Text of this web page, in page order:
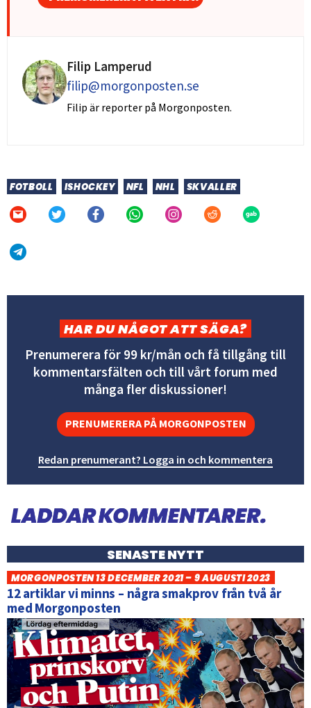
Filip Lamperud
filip@morgonposten.se
Filip är reporter på Morgonposten.
FOTBOLL ISHOCKEY NFL NHL SKVALLER
HAR DU NÅGOT ATT SÄGA?
Prenumerera för 99 kr/mån och få tillgång till
kommentarsfälten och till vårt forum med
många fler diskussioner!
PRENUMERERA PÅ MORGONPOSTEN
Redan prenumerant? Logga in och kommentera
SENASTE NYTT
MORGONPOSTEN 13 DECEMBER 2021 – 9 AUGUSTI 2023
12 artiklar vi minns – några smakprov från två år
med Morgonposten